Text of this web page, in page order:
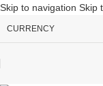
Skip to navigation Skip
CURRENCY